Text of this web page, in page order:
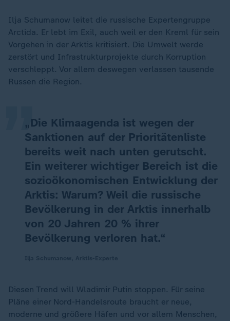
Ilja Schumanow leitet die russische Expertengruppe
Arctida. Er lebt im Exil, auch weil er den Kreml für sein
Vorgehen in der Arktis kritisiert. Die Umwelt werde
zerstört und Infrastrukturprojekte durch Korruption
verschleppt. Vor allem deswegen verlassen tausende
Russen die Region.
„Die Klimaagenda ist wegen der
Sanktionen auf der Prioritätenliste
bereits weit nach unten gerutscht.
Ein weiterer wichtiger Bereich ist die
sozioökonomischen Entwicklung der
Arktis: Warum? Weil die russische
Bevölkerung in der Arktis innerhalb
von 20 Jahren 20 % ihrer
Bevölkerung verloren hat.“
„
Diesen Trend will Wladimir Putin stoppen. Für seine
Pläne einer Nord-Handelsroute braucht er neue,
moderne und größere Häfen und vor allem Menschen,